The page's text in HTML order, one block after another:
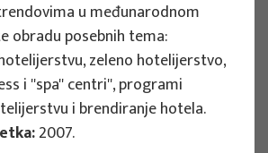
tourism in
high environmental
u međunarodnom
obradu posebnih tema:
zeleno hotelijerstvo,
i ''spa'' centri'', programi
i brendiranje hotela.
2007.